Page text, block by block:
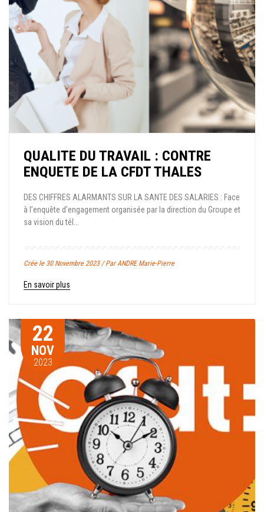
QUALITE DU TRAVAIL : CONTRE
ENQUETE DE LA CFDT THALES
DES CHIFFRES ALARMANTS SUR LA SANTE DES SALARIES : Face
à l’enquête d’engagement organisée par la direction du Groupe et
sa vision du tél...
Crée le 30 Novembre 2023 / Par ANDRE Marie-Pierre
En savoir plus
22
NOV
2023